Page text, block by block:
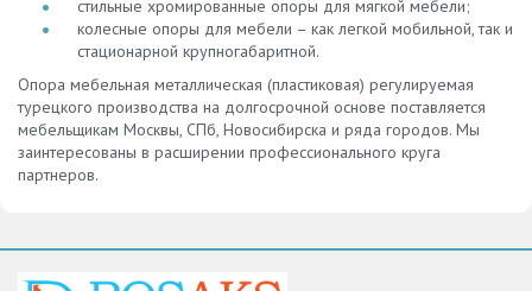
стильные хромированные опоры для мягкой мебели;
колесные опоры для мебели – как легкой мобильной, так и
стационарной крупногабаритной.
Опора мебельная металлическая (пластиковая) регулируемая
турецкого производства на долгосрочной основе поставляется
мебельщикам Москвы, СПб, Новосибирска и ряда городов. Мы
заинтересованы в расширении профессионального круга
партнеров.